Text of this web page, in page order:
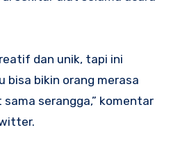
dan unik, tapi ini
bisa bikin orang merasa
serangga,” komentar